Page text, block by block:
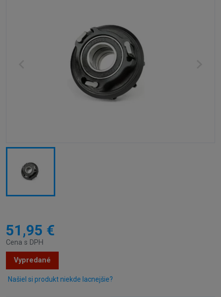
51,95 €
Cena s DPH
Vypredané
Našiel si produkt niekde lacnejšie?